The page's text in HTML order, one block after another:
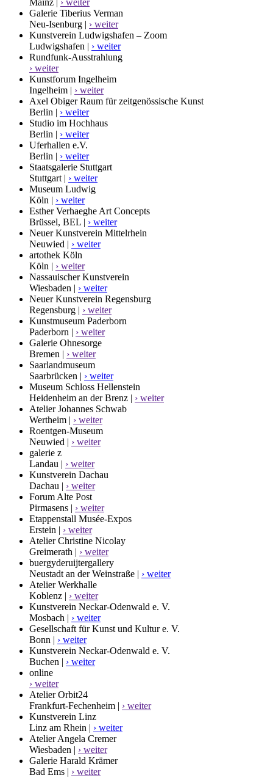
Galerie Tiberius Verman
Neu-Isenburg | › weiter
Kunstverein Ludwigshafen – Zoom
Ludwigshafen | › weiter
Rundfunk-Ausstrahlung
› weiter
Kunstforum Ingelheim
Ingelheim | › weiter
Axel Obiger Raum für zeitgenössische Kunst
Berlin | › weiter
Studio im Hochhaus
Berlin | › weiter
Uferhallen e.V.
Berlin | › weiter
Staatsgalerie Stuttgart
Stuttgart | › weiter
Museum Ludwig
Köln | › weiter
Esther Verhaeghe Art Concepts
Brüssel, BEL | › weiter
Neuer Kunstverein Mittelrhein
Neuwied | › weiter
artothek Köln
Köln | › weiter
Nassauischer Kunstverein
Wiesbaden | › weiter
Neuer Kunstverein Regensburg
Regensburg | › weiter
Kunstmuseum Paderborn
Paderborn | › weiter
Galerie Ohnesorge
Bremen | › weiter
Saarlandmuseum
Saarbrücken | › weiter
Museum Schloss Hellenstein
Heidenheim an der Brenz | › weiter
Atelier Johannes Schwab
Wertheim | › weiter
Roentgen-Museum
Neuwied | › weiter
galerie z
Landau | › weiter
Kunstverein Dachau
Dachau | › weiter
Forum Alte Post
Pirmasens | › weiter
Etappenstall Musée-Expos
Erstein | › weiter
Atelier Christine Nicolay
Greimerath | › weiter
buergyderuijtergallery
Neustadt an der Weinstraße | › weiter
Atelier Werkhalle
Koblenz | › weiter
Kunstverein Neckar-Odenwald e. V.
Mosbach | › weiter
Gesellschaft für Kunst und Kultur e. V.
Bonn | › weiter
Kunstverein Neckar-Odenwald e. V.
Buchen | › weiter
online
› weiter
Atelier Orbit24
Frankfurt-Fechenheim | › weiter
Kunstverein Linz
Linz am Rhein | › weiter
Atelier Angela Cremer
Wiesbaden | › weiter
Galerie Harald Krämer
Bad Ems | › weiter